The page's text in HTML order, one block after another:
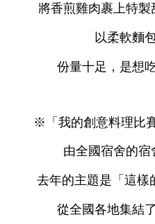
將香煎雞肉裹上特製
以柔軟麵
份量十足，是想
※「我的創意料理比
由全國宿舍的宿
去年的主題是「這樣
從全國各地集結